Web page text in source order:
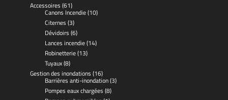
Accessoires (61)
Canons Incendie(10)
Citernes (3)
Dévidoirs (6)
Lances incendie(14)
Robinetterie(13)
Tuyaux(8)
Gestion des inondations (16)
Barrières anti-inondation(3)
Pompes eaux chargées (8)